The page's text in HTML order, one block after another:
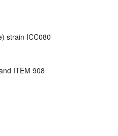
strain ICC080
ITEM 908